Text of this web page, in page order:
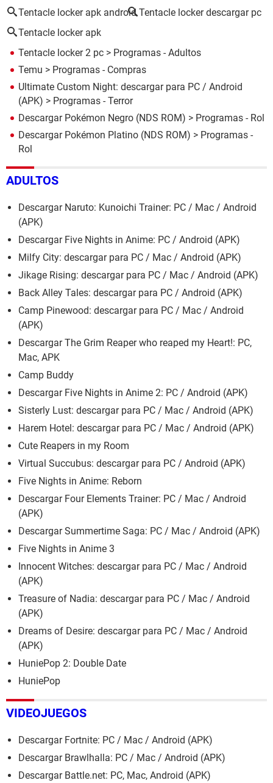
Tentacle locker apk android Tentacle locker descargar pc
Tentacle locker apk
Tentacle locker 2 pc > Programas - Adultos
Temu > Programas - Compras
Ultimate Custom Night: descargar para PC / Android
(APK) > Programas - Terror
Descargar Pokémon Negro (NDS ROM) > Programas - Rol
Descargar Pokémon Platino (NDS ROM) > Programas -
Rol
ADULTOS
Descargar Naruto: Kunoichi Trainer: PC / Mac / Android
(APK)
Descargar Five Nights in Anime: PC / Android (APK)
Milfy City: descargar para PC / Mac / Android (APK)
Jikage Rising: descargar para PC / Mac / Android (APK)
Back Alley Tales: descargar para PC / Android (APK)
Camp Pinewood: descargar para PC / Mac / Android
(APK)
Descargar The Grim Reaper who reaped my Heart!: PC,
Mac, APK
Camp Buddy
Descargar Five Nights in Anime 2: PC / Android (APK)
Sisterly Lust: descargar para PC / Mac / Android (APK)
Harem Hotel: descargar para PC / Mac / Android (APK)
Cute Reapers in my Room
Virtual Succubus: descargar para PC / Android (APK)
Five Nights in Anime: Reborn
Descargar Four Elements Trainer: PC / Mac / Android
(APK)
Descargar Summertime Saga: PC / Mac / Android (APK)
Five Nights in Anime 3
Innocent Witches: descargar para PC / Mac / Android
(APK)
Treasure of Nadia: descargar para PC / Mac / Android
(APK)
Dreams of Desire: descargar para PC / Mac / Android
(APK)
HuniePop 2: Double Date
HuniePop
VIDEOJUEGOS
Descargar Fortnite: PC / Mac / Android (APK)
Descargar Brawlhalla: PC / Mac / Android (APK)
Descargar Battle.net: PC, Mac, Android (APK)